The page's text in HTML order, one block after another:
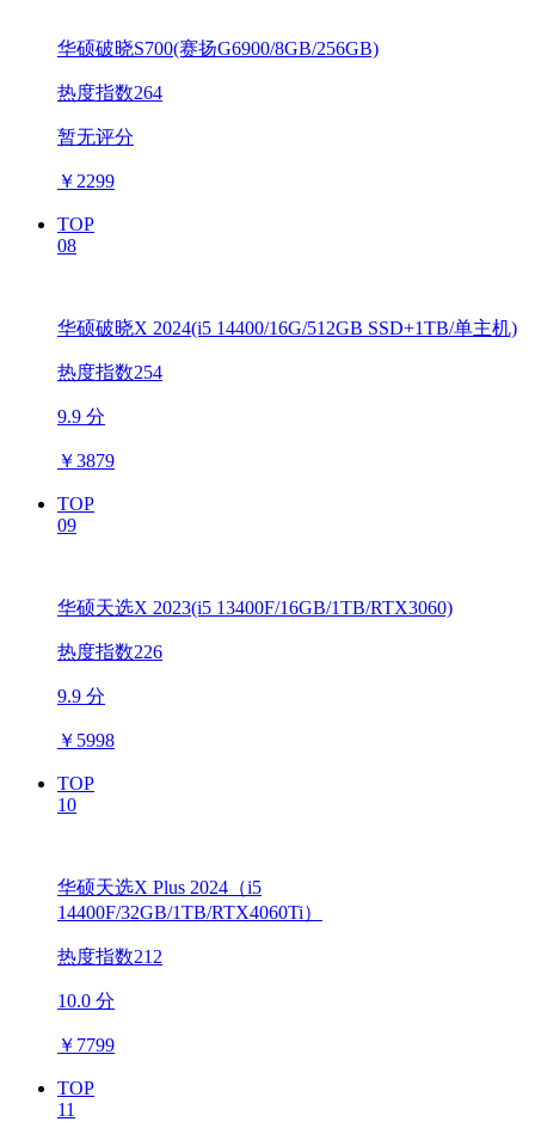
华硕破晓S700(赛扬G6900/8GB/256GB)
热度指数264
暂无评分
￥ 2299
TOP
08
华硕破晓X 2024(i5 14400/16G/512GB SSD+1TB/单主机)
热度指数254
9.9 分
￥3879
TOP
09
华硕天选X 2023(i5 13400F/16GB/1TB/RTX3060)
热度指数226
9.9 分
￥ 5998
TOP
10
华硕天选X Plus 2024（i5
14400F/32GB/1TB/RTX4060Ti）
热度指数212
10.0 分
￥ 7799
TOP
11